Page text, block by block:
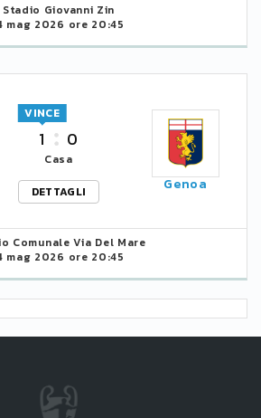
Stadio Giovanni Zin
mag 2026 ore 20:45
1
VINCE
0
Casa
DETTAGLI
Genoa
Comunale Via Del Mare
mag 2026 ore 20:45